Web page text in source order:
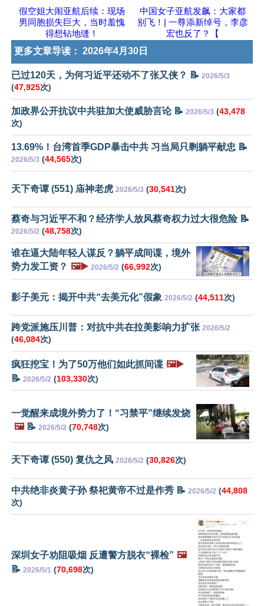
假空姐大闹亚航后续：现场
男同胞损失巨大，当时羞愧
得想钻地缝！
中国女子亚航发飙：大家都
别飞！| 一尊添新绰号，李彦
宏也反了？【
更多文章导读： 2026年4月30日
已过120天，为何习近平还动不了张又侠？ 📝 2026/5/3
(47,925次)
加政界公开抗议中共驻加大使威胁言论 📝 2026/5/3 (43,478
次)
13.69%！台湾首季GDP暴击中共 习当局只剩躺平献忠 📝
2026/5/3 (44,565次)
天下奇谭 (551) 庙神老虎 2026/5/3 (30,541次)
蔡奇与习近平不和？经济学人放风蔡奇权力过大很危险 📝
2026/5/2 (48,758次)
谁在逼大陆年轻人谋反？躺平成间谍，境外
势力发工资？ 🖼️▶️ 2026/5/2 (66,992次)
影子美元：揭开中共“去美元化”假象 2026/5/2 (44,511次)
跨党派施压川普：对抗中共在拉美影响力扩张 2026/5/2
(46,084次)
疯狂挖宝！为了50万他们如此抓间谍 🖼️▶️
📝 2026/5/2 (103,330次)
一觉醒来成境外势力了！“习禁平”继续发烧
🖼️📝 2026/5/2 (70,748次)
天下奇谭 (550) 复仇之风 2026/5/2 (30,826次)
中共绝非炎黄子孙 祭祀黄帝不过是作秀 📝 2026/5/2 (44,808
次)
深圳女子劝阻吸烟 反遭警方脱衣“裸检” 🖼️
📝 2026/5/1 (70,698次)